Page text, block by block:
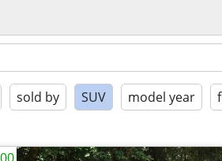
sold by SUV model year